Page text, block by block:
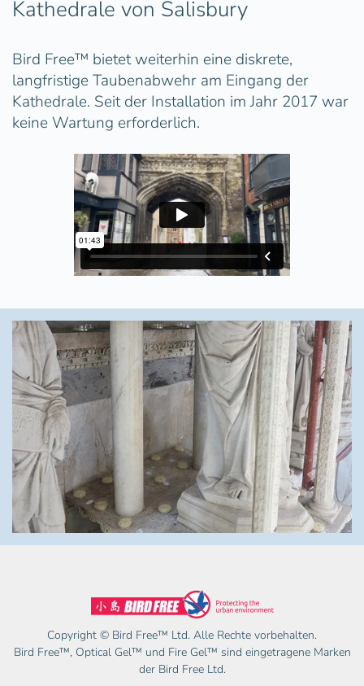
Kathedrale von Salisbury
Bird Free™ bietet weiterhin eine diskrete,
langfristige Taubenabwehr am Eingang der
Kathedrale. Seit der Installation im Jahr 2017 war
keine Wartung erforderlich.
Copyright © Bird Free™ Ltd. Alle Rechte vorbehalten.
Bird Free™, Optical Gel™ und Fire Gel™ sind eingetragene Marken
der Bird Free Ltd.